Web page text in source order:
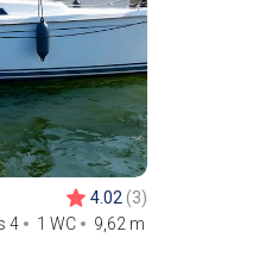
4 1 WC 9,62 m
4.02 (3)